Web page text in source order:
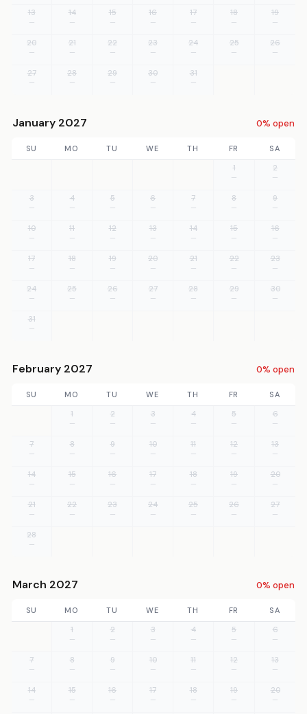
13
—
14
—
15
—
16
—
17
—
18
—
19
—
20
—
21
—
22
—
23
—
24
—
25
—
26
—
27
—
28
—
29
—
30
—
31
—
January 2027 0% open
SU MO TU WE TH FR
SA
1
—
2
—
3
—
4
—
5
—
6
—
7
—
8
—
9
—
10
—
11
—
12
—
13
—
14
—
15
—
16
—
17
—
18
—
19
—
20
—
21
—
22
—
23
—
24
—
25
—
26
—
27
—
28
—
29
—
30
—
31
—
February 2027 0% open
SU MO TU WE TH FR
SA
1
—
2
—
3
—
4
—
5
—
6
—
7
—
8
—
9
—
10
—
11
—
12
—
13
—
14
—
15
—
16
—
17
—
18
—
19
—
20
—
21
—
22
—
23
—
24
—
25
—
26
—
27
—
28
—
March 2027 0% open
SU MO TU WE TH FR
SA
1
—
2
—
3
—
4
—
5
—
6
—
7
—
8
—
9
—
10
—
11
—
12
—
13
—
14
—
15
—
16
—
17
—
18
—
19
—
20
—